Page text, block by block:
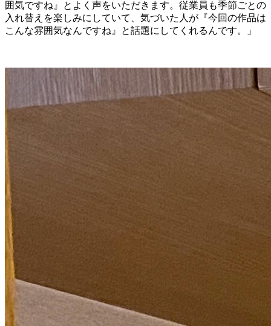
囲気ですね』とよく声をいただきます。従業員も季節ごとの
入れ替えを楽しみにしていて、気づいた人が『今回の作品は
こんな雰囲気なんですね』と話題にしてくれるんです。」